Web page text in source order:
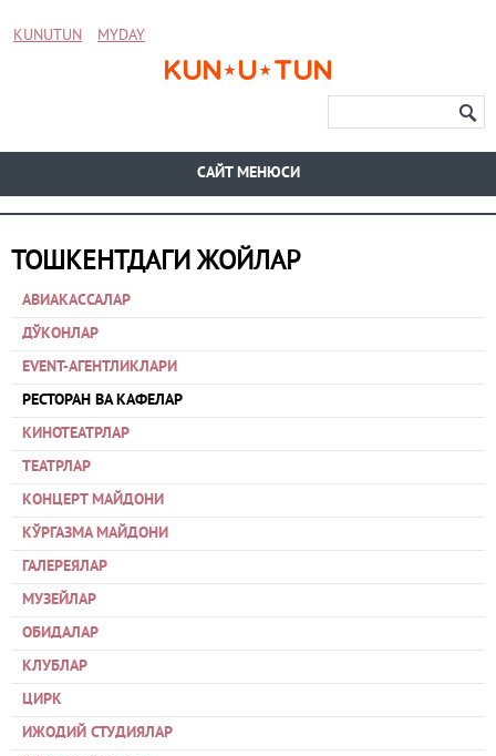
KUNUTUN MYDAY
CАЙТ МЕНЮСИ
ТОШКЕНТДАГИ ЖОЙЛАР
АВИАКАССАЛАР
ДЎКОНЛАР
EVENT-АГЕНТЛИКЛАРИ
РЕСТОРАН ВА КАФЕЛАР
КИНОТЕАТРЛАР
ТЕАТРЛАР
КОНЦЕРТ МАЙДОНИ
КЎРГАЗМА МАЙДОНИ
ГАЛЕРЕЯЛАР
МУЗЕЙЛАР
ОБИДАЛАР
КЛУБЛАР
ЦИРК
ИЖОДИЙ СТУДИЯЛАР